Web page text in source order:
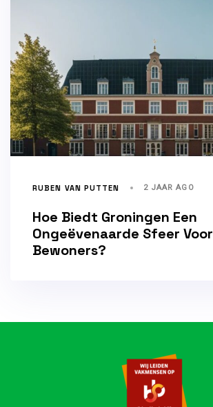
RUBEN VAN PUTTEN 2 JAAR AGO
Hoe Biedt Groningen Een
Ongeëvenaarde Sfeer Voor
Bewoners?